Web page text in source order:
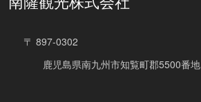
〒 897-0302
鹿児島県南九州市知覧町郡5500番地